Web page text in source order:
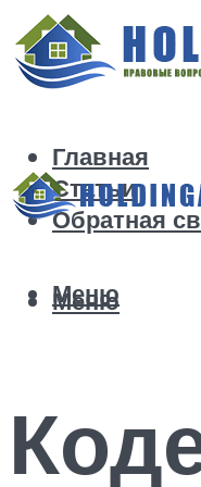
Главная
Статьи
Обратная
Меню
Меню